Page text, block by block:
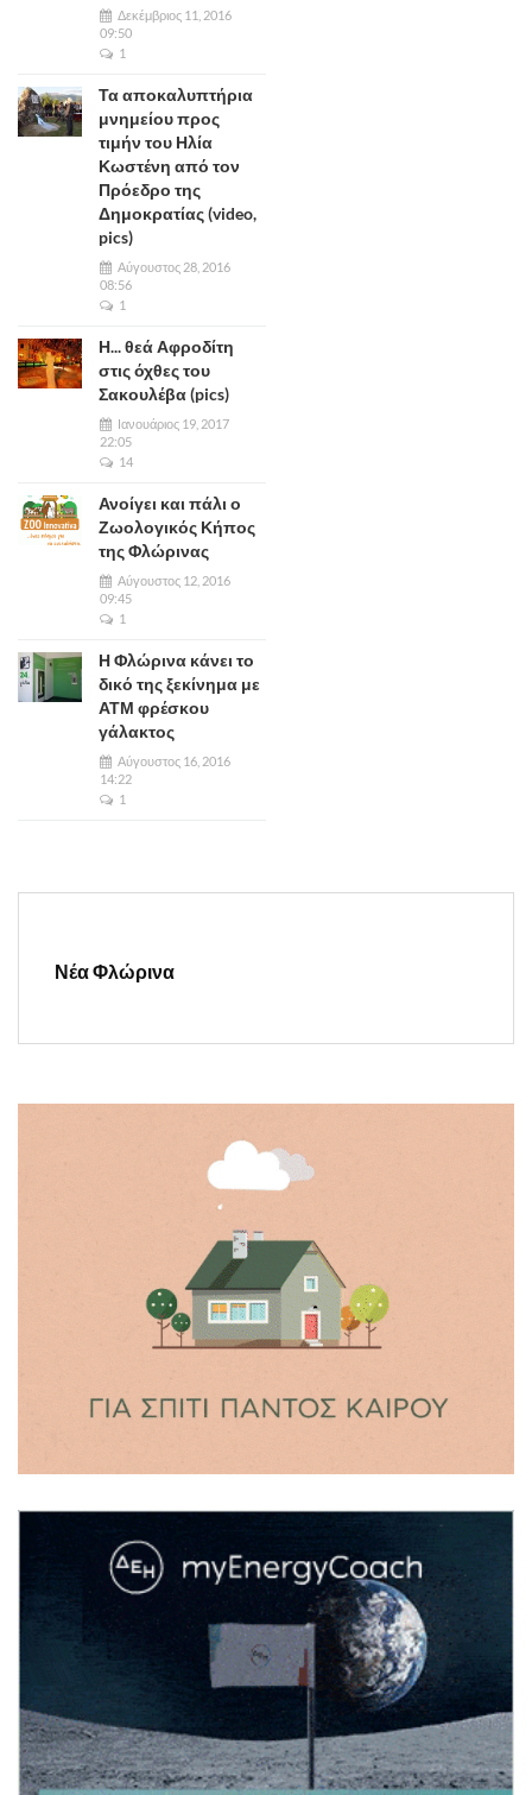
Δεκέμβριος 11, 2016
09:50
1
Τα αποκαλυπτήρια
μνημείου προς
τιμήν του Ηλία
Κωστένη από τον
Πρόεδρο της
Δημοκρατίας (video,
pics)
Αύγουστος 28, 2016
08:56
1
Η... θεά Αφροδίτη
στις όχθες του
Σακουλέβα (pics)
Ιανουάριος 19, 2017
22:05
14
Ανοίγει και πάλι ο
Ζωολογικός Κήπος
της Φλώρινας
Αύγουστος 12, 2016
09:45
1
Η Φλώρινα κάνει το
δικό της ξεκίνημα με
ΑΤΜ φρέσκου
γάλακτος
Αύγουστος 16, 2016
14:22
1
Νέα Φλώρινα